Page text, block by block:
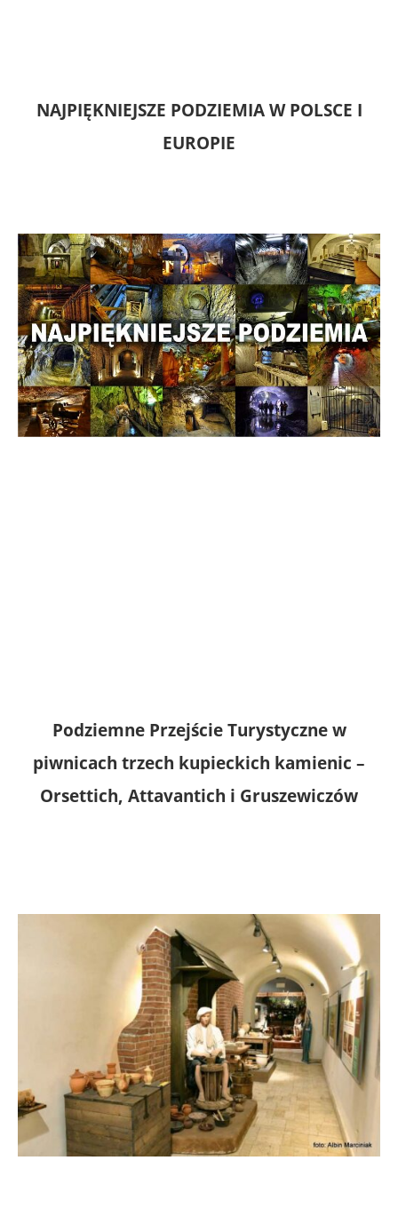
NAJPIĘKNIEJSZE PODZIEMIA W POLSCE I
EUROPIE
Podziemne Przejście Turystyczne w
piwnicach trzech kupieckich kamienic –
Orsettich, Attavantich i Gruszewiczów